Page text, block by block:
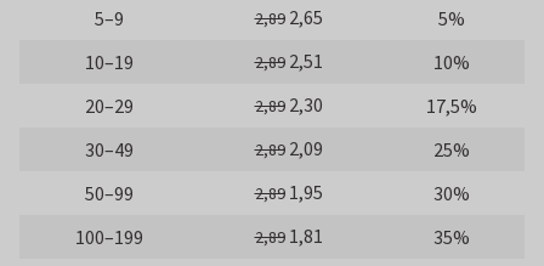
5–9
2,89 2,65
5%
10–19
2,89 2,51
10%
20–29
2,89 2,30
17,5%
30–49
2,89 2,09
25%
50–99
2,89 1,95
30%
100–199
2,89 1,81
35%